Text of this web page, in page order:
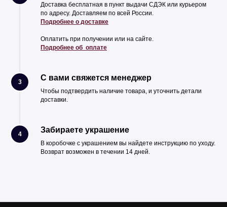
Доставка бесплатная в пункт выдачи СДЭК или курьером
по адресу. Доставляем по всей России.
Подробнее о доставке
Оплатить при получении или на сайте.
Подробнее об оплате
3 С вами свяжется менеджер
Чтобы подтвердить наличие товара, и уточнить детали
доставки.
4 Забираете украшение
В коробочке с украшением вы найдете инструкцию по уходу.
Возврат возможен в течении 14 дней.